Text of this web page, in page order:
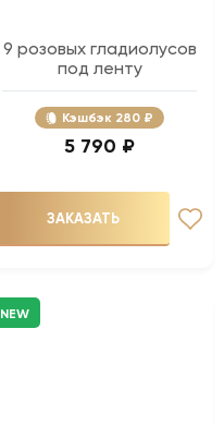
9 розовых гладиолусов
под ленту
Кэшбэк 280 ₽
5 790 ₽
ЗАКАЗАТЬ
NEW